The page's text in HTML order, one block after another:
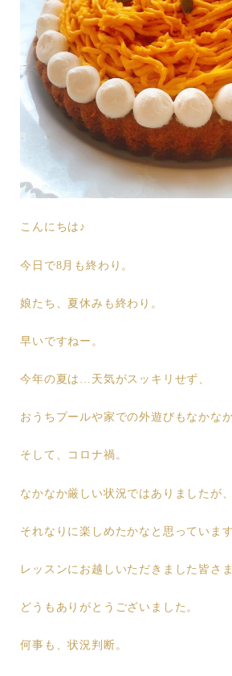
こんにちは♪
今日で8月も終わり。
娘たち、夏休みも終わり。
早いですねー。
今年の夏は…天気がスッキリせず、
おうちプールや家での外遊びもなかな
そして、コロナ禍。
なかなか厳しい状況ではありましたが、
それなりに楽しめたかなと思っています
レッスンにお越しいただきました皆さま
どうもありがとうございました。
何事も、状況判断。